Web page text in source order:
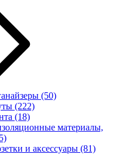
(50)
(222)
(18)
материалы,
и аксессуары (81)